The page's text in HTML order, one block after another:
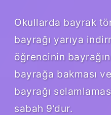
Okullarda bayrak
bayrağı yarıya
öğrencinin
bayrağa bakması
bayrağı
sabah 9’dur.